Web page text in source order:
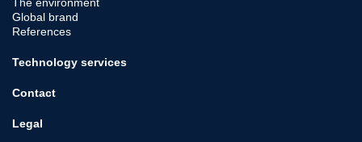
Global brand
References
Technology services
Contact
Legal